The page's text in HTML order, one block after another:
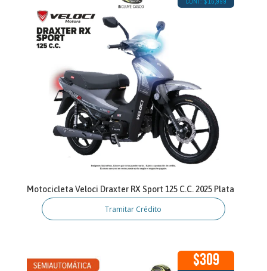
Motocicleta Veloci Draxter RX Sport 125 C.C. 2025 Plata
Tramitar Crédito
$309